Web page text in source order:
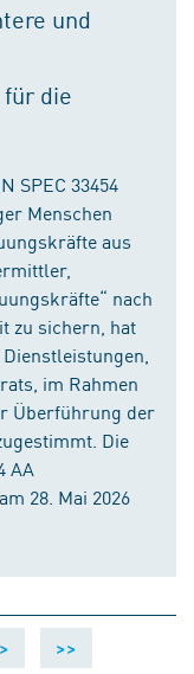
und
die
SPEC 33454
Menschen
aus
nach
zu sichern, hat
im Rahmen
Überführung der
Die
AA
28. Mai 2026
> >>